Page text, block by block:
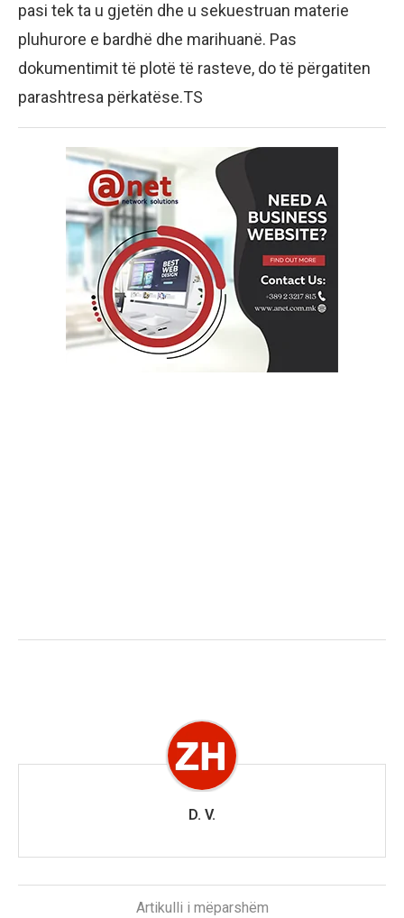
pasi tek ta u gjetën dhe u sekuestruan materie
pluhurore e bardhë dhe marihuanë. Pas
dokumentimit të plotë të rasteve, do të përgatiten
parashtresa përkatëse.TS
D. V.
Artikulli i mëparshëm